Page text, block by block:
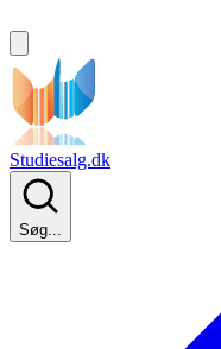
Studiesalg.dk
Søg...